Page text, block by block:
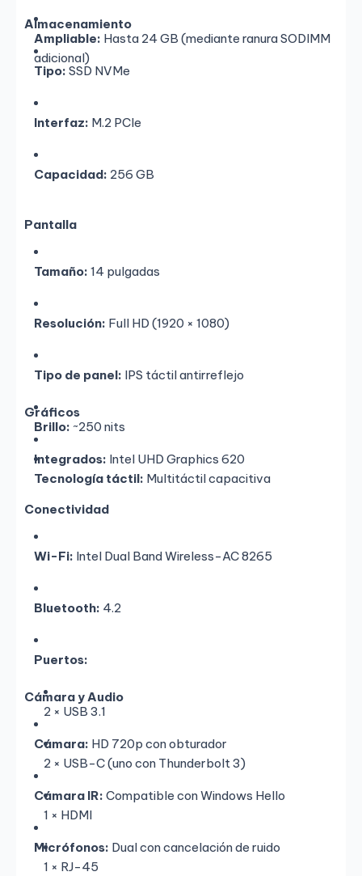
Ampliable: Hasta 24 GB (mediante ranura SODIMM
adicional)
Almacenamiento
Tipo: SSD NVMe
Interfaz: M.2 PCIe
Capacidad: 256 GB
Pantalla
Tamaño: 14 pulgadas
Resolución: Full HD (1920 × 1080)
Tipo de panel: IPS táctil antirreflejo
Brillo: ~250 nits
Tecnología táctil: Multitáctil capacitiva
Gráficos
Integrados: Intel UHD Graphics 620
Conectividad
Wi-Fi: Intel Dual Band Wireless-AC 8265
Bluetooth: 4.2
Puertos:
2 × USB 3.1
2 × USB-C (uno con Thunderbolt 3)
1 × HDMI
1 × RJ-45
Cámara y Audio
Cámara: HD 720p con obturador
Cámara IR: Compatible con Windows Hello
Micrófonos: Dual con cancelación de ruido